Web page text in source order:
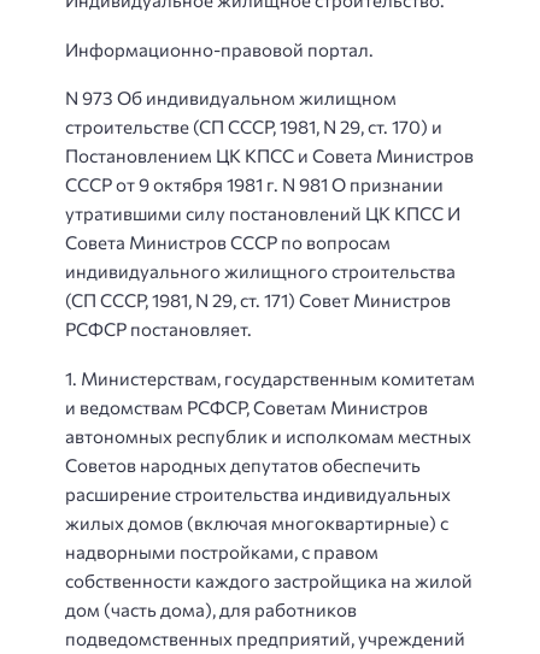
Информационно-правовой портал.
N 973 Об индивидуальном жилищном
строительстве (СП СССР, 1981, N 29, ст. 170) и
Постановлением ЦК КПСС и Совета Министров
СССР от 9 октября 1981 г. N 981 О признании
утратившими силу постановлений ЦК КПСС И
Совета Министров СССР по вопросам
индивидуального жилищного строительства
(СП СССР, 1981, N 29, ст. 171) Совет Министров
РСФСР постановляет.
1. Министерствам, государственным комитетам
и ведомствам РСФСР, Советам Министров
автономных республик и исполкомам местных
Советов народных депутатов обеспечить
расширение строительства индивидуальных
жилых домов (включая многоквартирные) с
надворными постройками, с правом
собственности каждого застройщика на жилой
дом (часть дома), для работников
подведомственных предприятий, учреждений